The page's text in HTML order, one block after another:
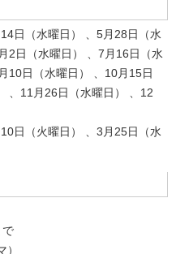
日（水曜日） 、5月28日（水
2日（水曜日） 、7月16日（水
10日（水曜日） 、10月15日
、11月26日（水曜日） 、12
日（火曜日） 、3月25日（水
で